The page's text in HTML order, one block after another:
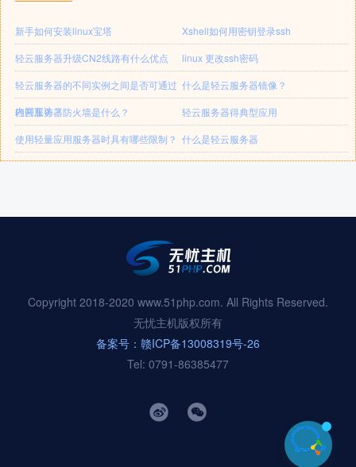
新手如何安装linux宝塔
Xshell如何用密钥登录ssh
轻云服务器升级CN2线路有什么优点
linux 更改ssh密码
轻云服务器的不同实例之间是否可通过
内网互访？
什么是轻云服务器镜像？
轻云服务器防火墙是什么？
轻云服务器得典型应用
使用轻量应用服务器时具有哪些限制？ 什么是轻云服务器
Copyright 2018-2020 www.51php.com. All Rights Reserved.
无忧主机版权所有
备案号：赣ICP备13008319号-26
Tel: 0791-86385477